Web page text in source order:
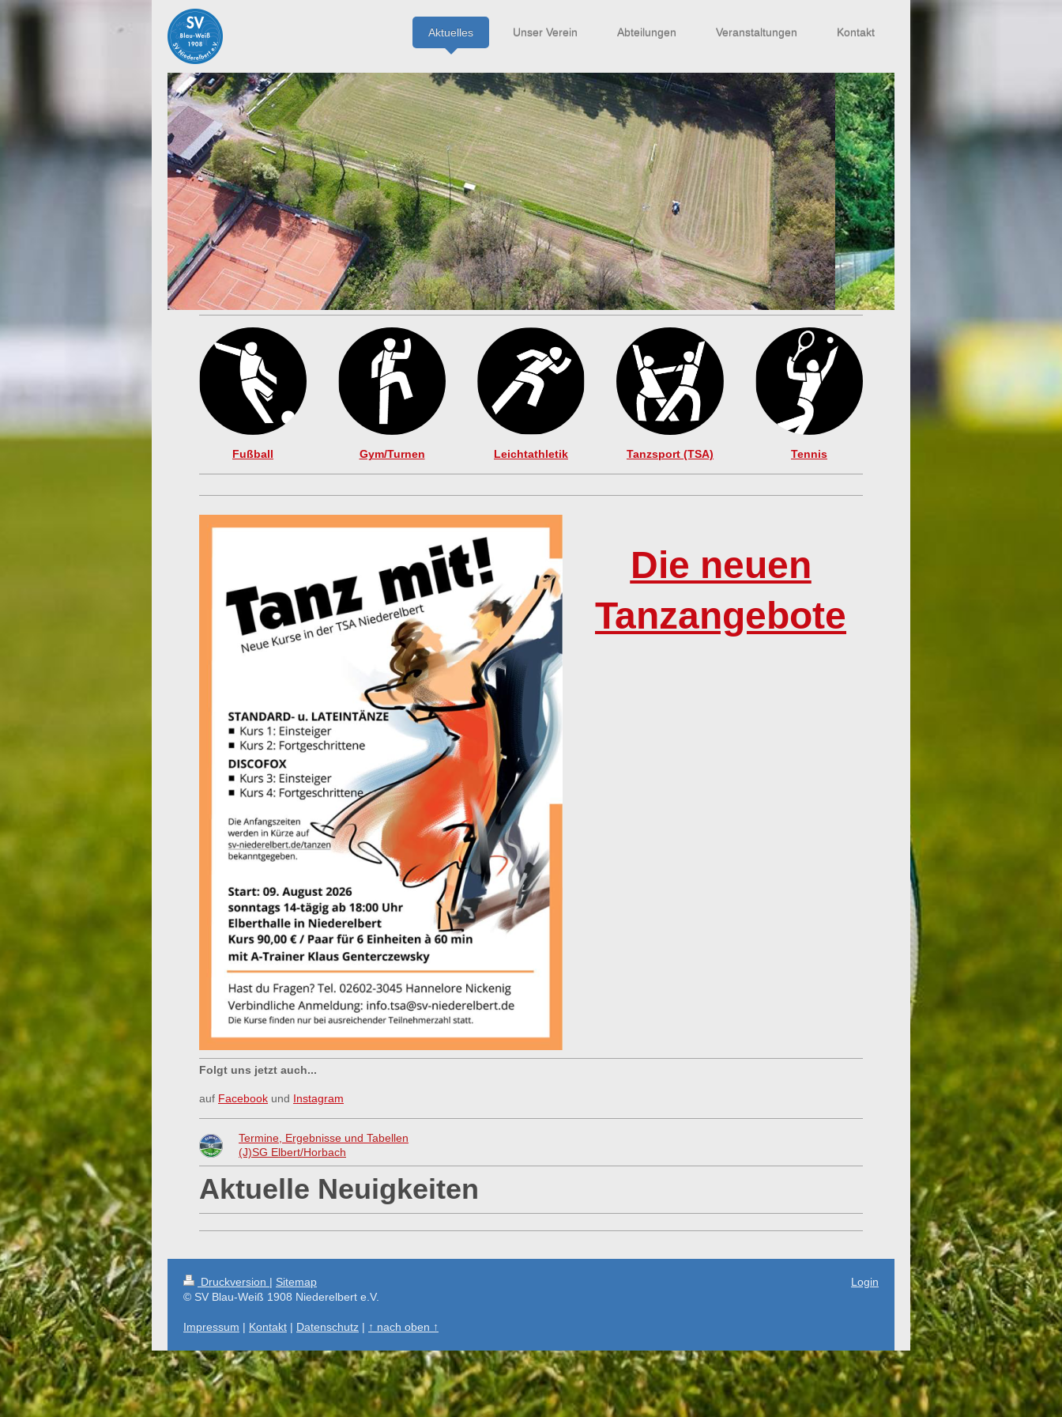
Aktuelles Unser Verein Abteilungen Veranstaltungen Kontakt
Fußball Gym/Turnen Leichtathletik Tanzsport (TSA) Tennis
Die neuen
Tanzangebote
Folgt uns jetzt auch...
auf Facebook und Instagram
Termine, Ergebnisse und Tabellen
(J)SG Elbert/Horbach
Aktuelle Neuigkeiten
Druckversion | Sitemap
© SV Blau-Weiß 1908 Niederelbert e.V.
Impressum | Kontakt | Datenschutz | ↑ nach oben ↑
Login